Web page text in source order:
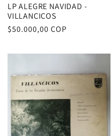
LP ALEGRE NAVIDAD -
VILLANCICOS
Precio
$50.000,00 COP